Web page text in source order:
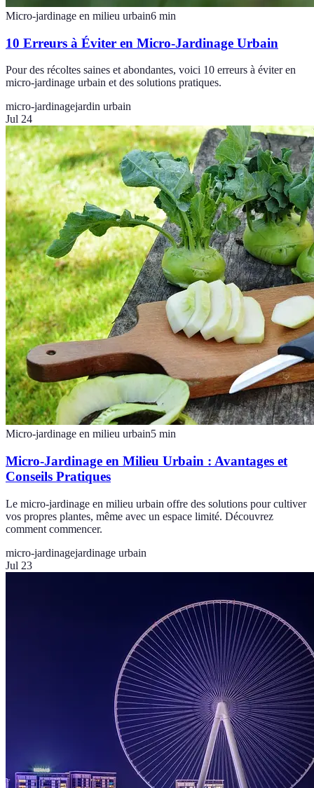
Micro-jardinage en milieu urbain6 min
10 Erreurs à Éviter en Micro-Jardinage Urbain
Pour des récoltes saines et abondantes, voici 10 erreurs à éviter en
micro-jardinage urbain et des solutions pratiques.
micro-jardinagejardin urbain
Jul 24
Micro-jardinage en milieu urbain5 min
Micro-Jardinage en Milieu Urbain : Avantages et
Conseils Pratiques
Le micro-jardinage en milieu urbain offre des solutions pour cultiver
vos propres plantes, même avec un espace limité. Découvrez
comment commencer.
micro-jardinagejardinage urbain
Jul 23